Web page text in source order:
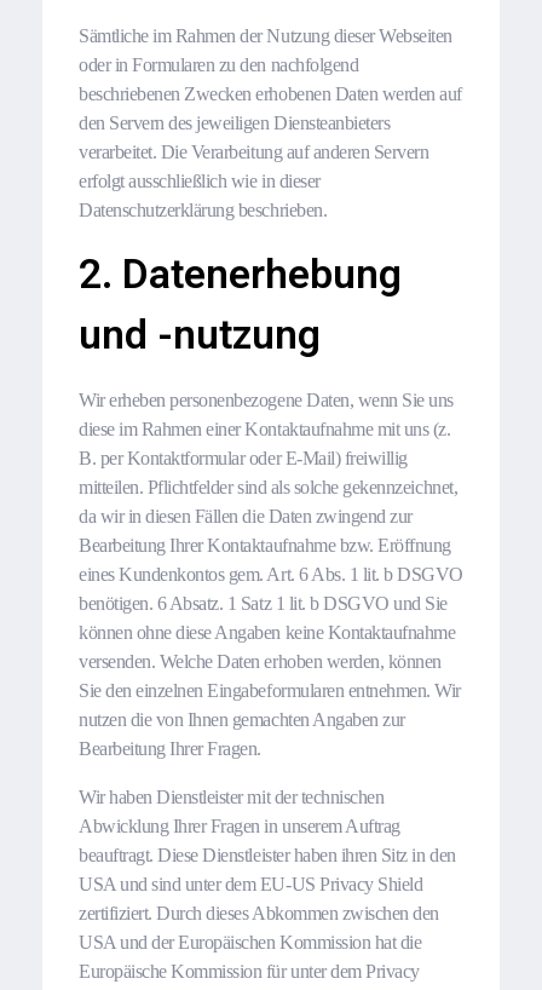
Sämtliche im Rahmen der Nutzung dieser Webseiten
oder in Formularen zu den nachfolgend
beschriebenen Zwecken erhobenen Daten werden auf
den Servern des jeweiligen Diensteanbieters
verarbeitet. Die Verarbeitung auf anderen Servern
erfolgt ausschließlich wie in dieser
Datenschutzerklärung beschrieben.
2. Datenerhebung
und -nutzung
Wir erheben personenbezogene Daten, wenn Sie uns
diese im Rahmen einer Kontaktaufnahme mit uns (z.
B. per Kontaktformular oder E-Mail) freiwillig
mitteilen. Pflichtfelder sind als solche gekennzeichnet,
da wir in diesen Fällen die Daten zwingend zur
Bearbeitung Ihrer Kontaktaufnahme bzw. Eröffnung
eines Kundenkontos gem. Art. 6 Abs. 1 lit. b DSGVO
benötigen. 6 Absatz. 1 Satz 1 lit. b DSGVO und Sie
können ohne diese Angaben keine Kontaktaufnahme
versenden. Welche Daten erhoben werden, können
Sie den einzelnen Eingabeformularen entnehmen. Wir
nutzen die von Ihnen gemachten Angaben zur
Bearbeitung Ihrer Fragen.
Wir haben Dienstleister mit der technischen
Abwicklung Ihrer Fragen in unserem Auftrag
beauftragt. Diese Dienstleister haben ihren Sitz in den
USA und sind unter dem EU-US Privacy Shield
zertifiziert. Durch dieses Abkommen zwischen den
USA und der Europäischen Kommission hat die
Europäische Kommission für unter dem Privacy